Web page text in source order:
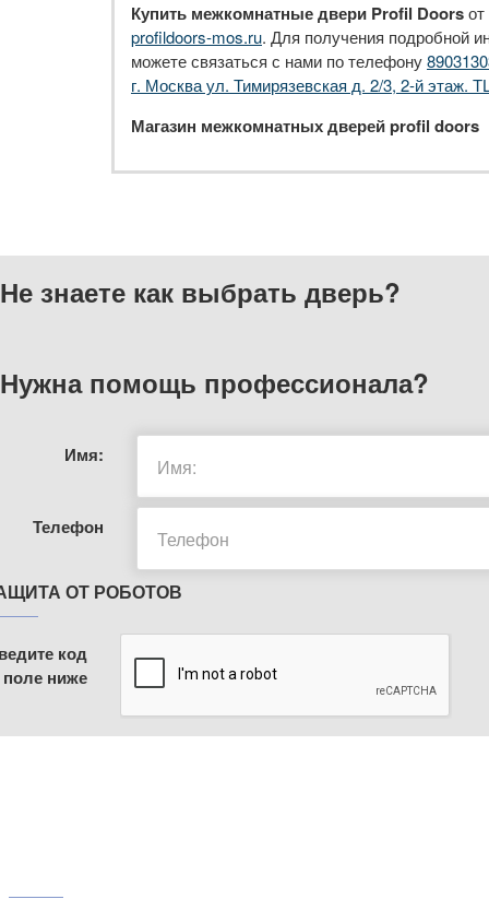
Купить межкомнатные двери Profil Doors
profildoors-mos.ru. Для получения подробной
можете связаться с нами по телефону
г. Москва ул. Тимирязевская д. 2/3, 2-й этаж.
Магазин межкомнатных дверей profil doors
Не знаете как выбрать дверь?
Нужна помощь профессионала?
Имя:
Телефон
ОТ РОБОТОВ
код
ниже